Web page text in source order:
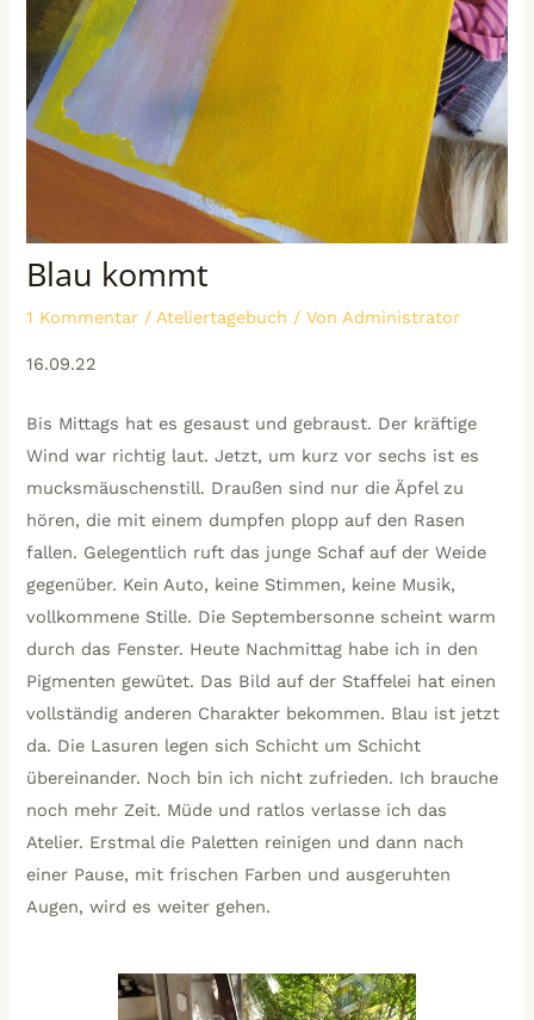
Blau kommt
1 Kommentar /Ateliertagebuch / VonAdministrator
16.09.22
Bis Mittags hat es gesaust und gebraust. Der kräftige
Wind war richtig laut. Jetzt, um kurz vor sechs ist es
mucksmäuschenstill. Draußen sind nur die Äpfel zu
hören, die mit einem dumpfen plopp auf den Rasen
fallen. Gelegentlich ruft das junge Schaf auf der Weide
gegenüber. Kein Auto, keine Stimmen, keine Musik,
vollkommene Stille. Die Septembersonne scheint warm
durch das Fenster. Heute Nachmittag habe ich in den
Pigmenten gewütet. Das Bild auf der Staffelei hat einen
vollständig anderen Charakter bekommen. Blau ist jetzt
da. Die Lasuren legen sich Schicht um Schicht
übereinander. Noch bin ich nicht zufrieden. Ich brauche
noch mehr Zeit. Müde und ratlos verlasse ich das
Atelier. Erstmal die Paletten reinigen und dann nach
einer Pause, mit frischen Farben und ausgeruhten
Augen, wird es weiter gehen.